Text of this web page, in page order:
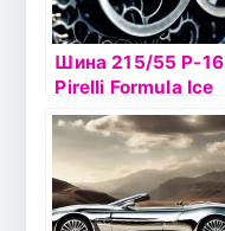
Шина 215/55 Р-16
Pirelli Formula Ice
97T б/к шип